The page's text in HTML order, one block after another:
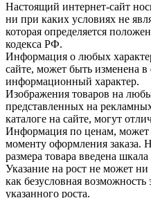
Настоящий интернет-сайт
ни при каких условиях не
которая определяется
кодекса РФ.
Информация о любых
сайте, может быть изменена
информационный характер.
Изображения товаров на
представленных на
каталоге на сайте, могут
Информация по ценам, может
моменту оформления заказа.
размера товара введена шкала
Указание на рост не может
как безусловная возможность
указанного роста.